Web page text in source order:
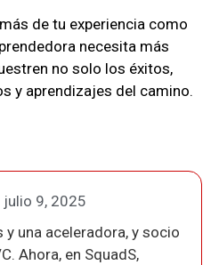
de tu experiencia como
necesita más
no solo los éxitos,
y aprendizajes del camino.
julio 9, 2025
una aceleradora, y socio
Ahora, en SquadS,